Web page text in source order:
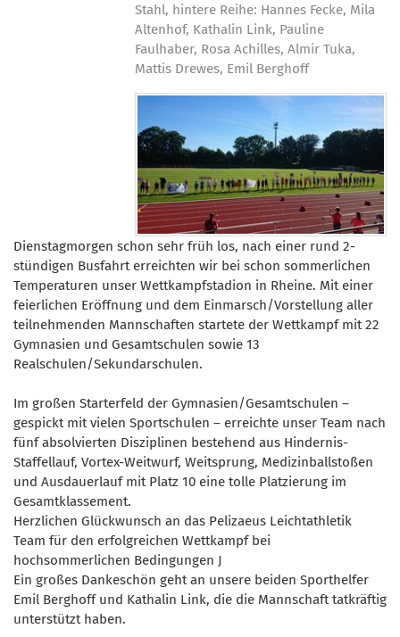
Stahl, hintere Reihe: Hannes Fecke, Mila
Altenhof, Kathalin Link, Pauline
Faulhaber, Rosa Achilles, Almir Tuka,
Mattis Drewes, Emil Berghoff
Dienstagmorgen schon sehr früh los, nach einer rund 2-
stündigen Busfahrt erreichten wir bei schon sommerlichen
Temperaturen unser Wettkampfstadion in Rheine. Mit einer
feierlichen Eröffnung und dem Einmarsch/Vorstellung aller
teilnehmenden Mannschaften startete der Wettkampf mit 22
Gymnasien und Gesamtschulen sowie 13
Realschulen/Sekundarschulen.
Im großen Starterfeld der Gymnasien/Gesamtschulen –
gespickt mit vielen Sportschulen – erreichte unser Team nach
fünf absolvierten Disziplinen bestehend aus Hindernis-
Staffellauf, Vortex-Weitwurf, Weitsprung, Medizinballstoßen
und Ausdauerlauf mit Platz 10 eine tolle Platzierung im
Gesamtklassement.
Herzlichen Glückwunsch an das Pelizaeus Leichtathletik
Team für den erfolgreichen Wettkampf bei
hochsommerlichen Bedingungen J
Ein großes Dankeschön geht an unsere beiden Sporthelfer
Emil Berghoff und Kathalin Link, die die Mannschaft tatkräftig
unterstützt haben.